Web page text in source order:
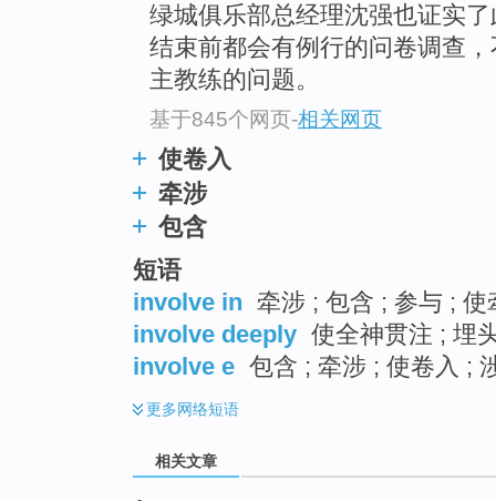
绿城俱乐部总经理沈强也证实
结束前都会有例行的问卷调查
主教练的问题。
基于845个网页-相关网页
使卷入
牵涉
包含
短语
involve in 牵涉 ; 包含 ; 参与 ; 使
involve deeply 使全神贯注 ; 埋
involve e 包含 ; 牵涉 ; 使卷入 ;
更多网络短语
相关文章